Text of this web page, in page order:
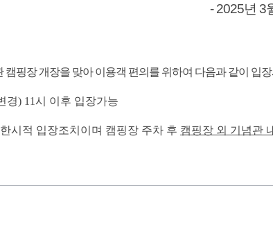
- 2025년 3
캠핑장 개장을 맞아 이용객 편의를 위하여 다음과 같이 입
경) 11시 이후 입장가능
시적 입장조치이며 캠핑장 주차 후 캠핑장 외 기념관